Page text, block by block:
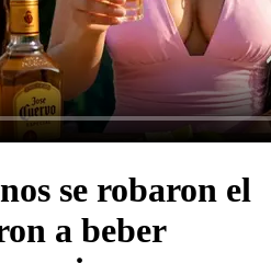
se robaron el
a beber